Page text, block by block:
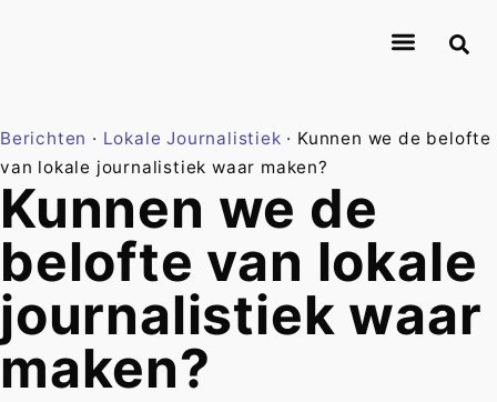
Berichten · Lokale Journalistiek · Kunnen we de belofte
van lokale journalistiek waar maken?
Kunnen we de
belofte van lokale
journalistiek waar
maken?